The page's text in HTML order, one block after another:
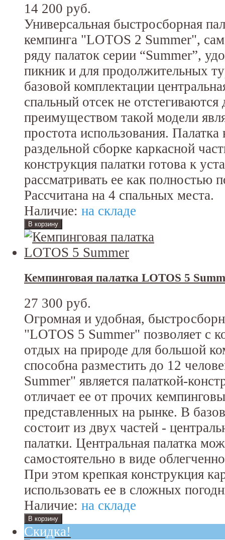
14 200 руб.
Универсальная быстросборная
кемпинга "LOTOS 2 Summer",
ряду палаток серии “Summer”,
пикник и для продолжительных
базовой комплектации
спальный отсек не
преимуществом такой модели
простота использования.
раздельной сборке каркасной
конструкция палатки готова к
рассматривать ее как полностью
Рассчитана на 4 спальных места.
Наличие: на складе
Кемпинговая палатка LOTOS 5
27 300 руб.
Огромная и удобная,
"LOTOS 5 Summer" позволяет с
отдых на природе для большой
способна разместить до 12
Summer" является палаткой-
отличает ее от прочих
представленных на рынке. В
состоит из двух частей -
палатки. Центральная палатка
самостоятельно в виде
При этом крепкая конструкция
использовать ее в сложных
Наличие: на складе
Скидка!